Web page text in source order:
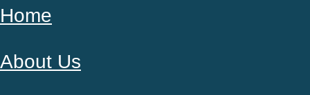
Home
About Us